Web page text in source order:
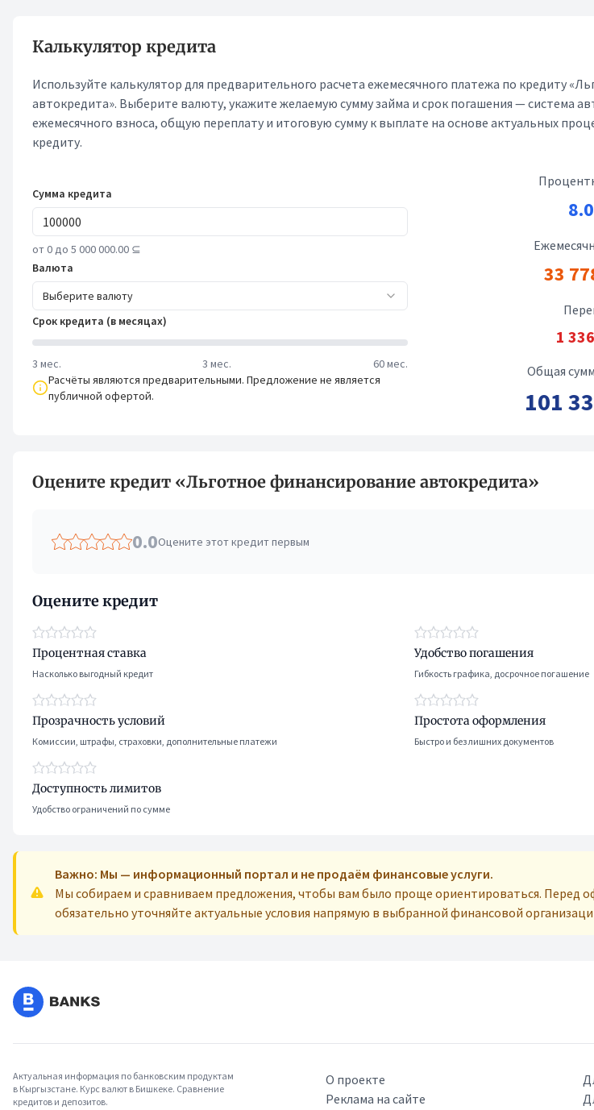
Калькулятор кредита
Используйте калькулятор для предварительного расчета ежемесячного платежа по кредиту
автокредита». Выберите валюту, укажите желаемую сумму займа и срок погашения — система
ежемесячного взноса, общую переплату и итоговую сумму к выплате на основе актуальных
кредиту.
Сумма кредита
от 0 до 5 000 000.00 ⊆
Валюта
Выберите валюту
Срок кредита (в месяцах)
3 мес. 3 мес.
60 мес.
Расчёты являются предварительными. Предложение не является
публичной офертой.
33
1
Общая
101
Оцените кредит «Льготное финансирование автокредита»
0.0Оцените этот кредит первым
Оцените кредит
Процентная ставка
Насколько выгодный кредит
Удобство погашения
Гибкость графика, досрочное погашение
Прозрачность условий
Комиссии, штрафы, страховки, дополнительные платежи
Простота оформления
Быстро и без лишних документов
Доступность лимитов
Удобство ограничений по сумме
Важно: Мы — информационный портал и не продаём финансовые услуги.
Мы собираем и сравниваем предложения, чтобы вам было проще ориентироваться. Перед
обязательно уточняйте актуальные условия напрямую в выбранной финансовой
Актуальная информация по банковским продуктам
в Кыргызстане. Курс валют в Бишкеке. Сравнение
кредитов и депозитов.
О проекте
Реклама на сайте